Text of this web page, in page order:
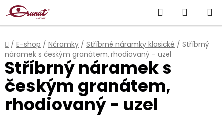
Přejít
na
obsah
Hledat
KOŠÍK
Domů
/ E-shop / Náramky / Stříbrné náramky klasické / Stříbrný
náramek s českým granátem, rhodiovaný - uzel
Stříbrný náramek s
českým granátem,
rhodiovaný - uzel